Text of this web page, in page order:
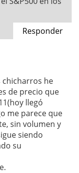
Responder
chicharros he
de precio que
llegó
me parece que
sin volumen y
siendo
su